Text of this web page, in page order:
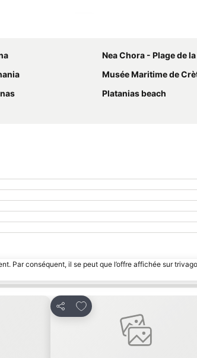
Nea Chora - Plage de
Musée Maritime de
Platanias beach
Par conséquent, il se peut que l’offre affichée sur
Partager
Ajouter à mes favoris